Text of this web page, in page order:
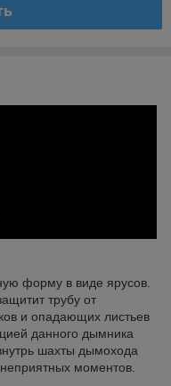
форму в виде ярусов.
трубу от
и опадающих листьев
данного дымника
шахты дымохода
моментов.